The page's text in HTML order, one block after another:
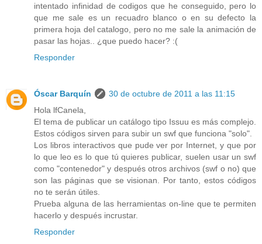
intentado infinidad de codigos que he conseguido, pero lo
que me sale es un recuadro blanco o en su defecto la
primera hoja del catalogo, pero no me sale la animación de
pasar las hojas.. ¿que puedo hacer? :(
Responder
Óscar Barquín
30 de octubre de 2011 a las 11:15
Hola lfCanela,
El tema de publicar un catálogo tipo Issuu es más complejo.
Estos códigos sirven para subir un swf que funciona "solo".
Los libros interactivos que pude ver por Internet, y que por
lo que leo es lo que tú quieres publicar, suelen usar un swf
como "contenedor" y después otros archivos (swf o no) que
son las páginas que se visionan. Por tanto, estos códigos
no te serán útiles.
Prueba alguna de las herramientas on-line que te permiten
hacerlo y después incrustar.
Responder